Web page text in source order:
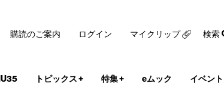
IU35 トピックス+ 特集+ eムック イベント
購読のご案内 ログイン マイクリップ 検索